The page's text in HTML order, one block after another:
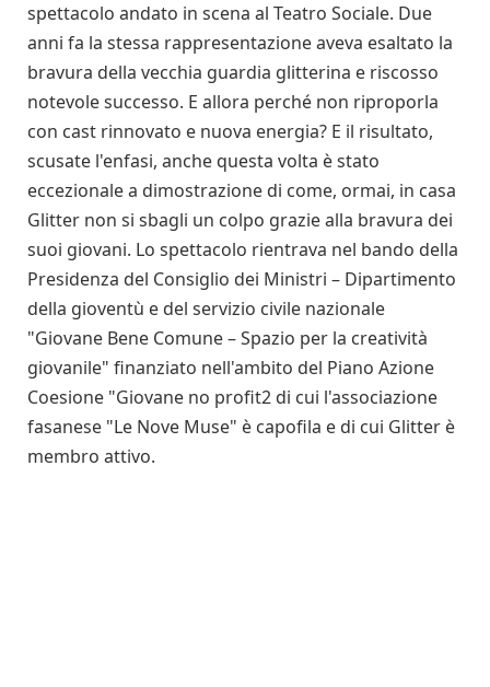
spettacolo andato in scena al Teatro Sociale. Due
anni fa la stessa rappresentazione aveva esaltato la
bravura della vecchia guardia glitterina e riscosso
notevole successo. E allora perché non riproporla
con cast rinnovato e nuova energia? E il risultato,
scusate l'enfasi, anche questa volta è stato
eccezionale a dimostrazione di come, ormai, in casa
Glitter non si sbagli un colpo grazie alla bravura dei
suoi giovani. Lo spettacolo rientrava nel bando della
Presidenza del Consiglio dei Ministri – Dipartimento
della gioventù e del servizio civile nazionale
"Giovane Bene Comune – Spazio per la creatività
giovanile" finanziato nell'ambito del Piano Azione
Coesione "Giovane no profit2 di cui l'associazione
fasanese "Le Nove Muse" è capofila e di cui Glitter è
membro attivo.